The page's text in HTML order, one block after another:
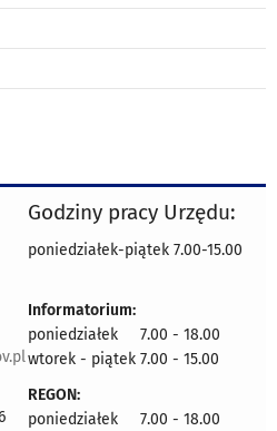
Godziny pracy Urzędu:
poniedziałek-piątek 7.00-15.00
Informatorium:
poniedziałek 7.00 - 18.00
wtorek - piątek 7.00 - 15.00
REGON:
poniedziałek 7.00 - 18.00